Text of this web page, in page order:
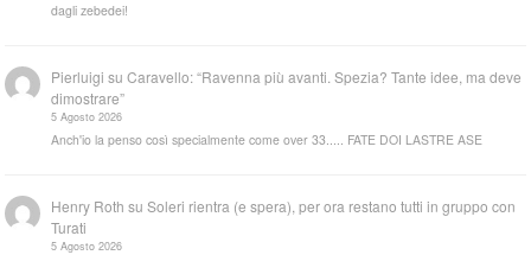
dagli zebedei!
Pierluigi suCaravello: “Ravenna più avanti. Spezia? Tante idee, ma deve
dimostrare”
5 Agosto 2026
Anch'io la penso così specialmente come over 33..... FATE DOI LASTRE ASE
Henry Roth suSoleri rientra (e spera), per ora restano tutti in gruppo con
Turati
5 Agosto 2026